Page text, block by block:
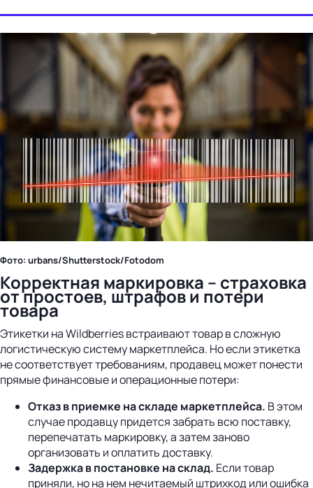
Фото: urbans/Shutterstock/Fotodom
Корректная маркировка – страховка
от простоев, штрафов и потери
товара
Этикетки на Wildberries встраивают товар в сложную
логистическую систему маркетплейса. Но если этикетка
не соответствует требованиям, продавец может понести
прямые финансовые и операционные потери:
Отказ в приемке на складе маркетплейса. В этом
случае продавцу придется забрать всю поставку,
перепечатать маркировку, а затем заново
организовать и оплатить доставку.
Задержка в постановке на склад. Если товар
приняли, но на нем нечитаемый штрихкод или ошибка